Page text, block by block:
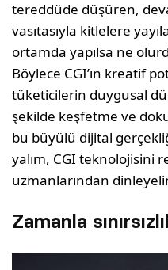
tereddüde düşüren,
vasıtasıyla kitlelere
ortamda yapılsa ne
Böylece CGI’ın kreatif
tüketicilerin duygusal
şekilde keşfetme ve
bu büyülü dijital
yalım, CGI teknolojisini
uzmanlarından
Zamanla